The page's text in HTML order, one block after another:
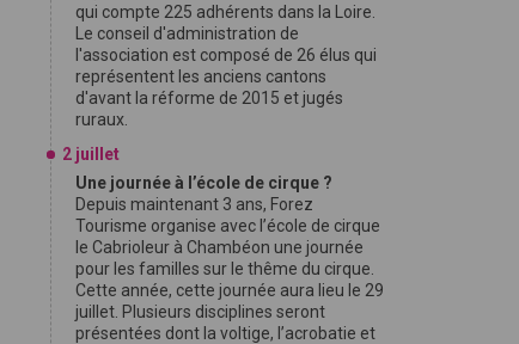
qui compte 225 adhérents dans la Loire.
Le conseil d'administration de
l'association est composé de 26 élus qui
représentent les anciens cantons
d'avant la réforme de 2015 et jugés
ruraux.
2 juillet
Une journée à l’école de cirque ?
Depuis maintenant 3 ans, Forez
Tourisme organise avec l’école de cirque
le Cabrioleur à Chambéon une journée
pour les familles sur le thême du cirque.
Cette année, cette journée aura lieu le 29
juillet. Plusieurs disciplines seront
présentées dont la voltige, l’acrobatie et